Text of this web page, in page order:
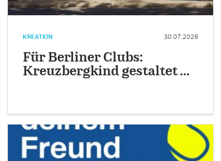
KREATION 30.07.2026
Für Berliner Clubs:
Kreuzbergkind gestaltet …